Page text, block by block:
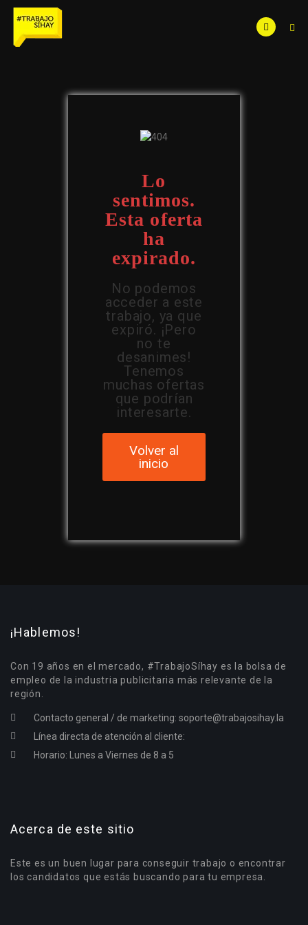
Lo
sentimos.
Esta oferta
ha
expirado.
No podemos
acceder a este
trabajo, ya que
expiró. ¡Pero
no te
desanimes!
Tenemos
muchas ofertas
que podrían
interesarte.
Volver al
inicio
¡Hablemos!
Con 19 años en el mercado, #TrabajoSíhay es la bolsa de
empleo de la industria publicitaria más relevante de la
región.
Contacto general / de marketing: soporte@trabajosihay.la
Línea directa de atención al cliente:
Horario: Lunes a Viernes de 8 a 5
Acerca de este sitio
Este es un buen lugar para conseguir trabajo o encontrar
los candidatos que estás buscando para tu empresa.